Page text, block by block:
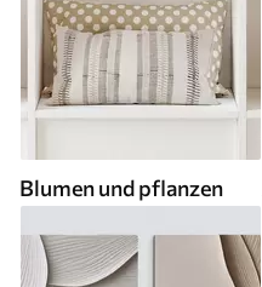
Blumen und pflanzen